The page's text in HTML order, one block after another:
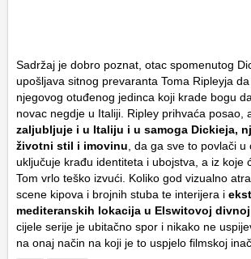
Sadržaj je dobro poznat, otac spomenutog
upošljava sitnog prevaranta Toma Ripleyja
njegovog otuđenog jedinca koji krade bogu
novac negdje u Italiji. Ripley prihvaća posao,
zaljubljuje i u Italiju i u samoga Dickieja,
životni stil i imovinu , da ga sve to povlači
uključuje krađu identiteta i ubojstva, a iz koje
Tom vrlo teško izvući. Koliko god vizualno
scene kipova i brojnih stuba te interijera i
mediteranskih lokacija u Elswitovoj
cijele serije je ubitačno spor i nikako ne
na onaj način na koji je to uspjelo filmskoj